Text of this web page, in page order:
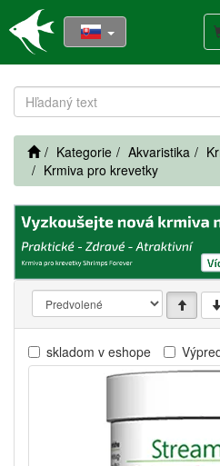
Kategorie Akvaristika
Krmiva pro krevetky
skladom v eshope